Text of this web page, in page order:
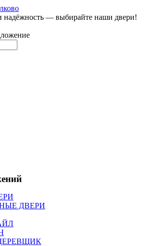
надёжность — выбирайте наши двери!
ДВЕРИ